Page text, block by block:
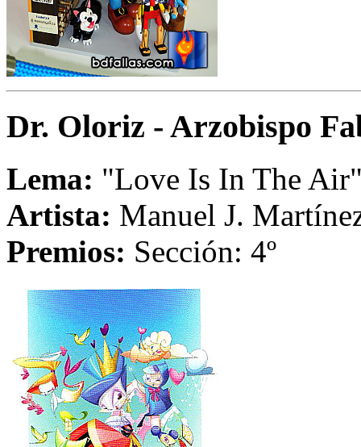
Dr. Oloriz - Arzobispo
Lema: "Love Is In The
Artista: Manuel J.
Premios: Sección: 4º